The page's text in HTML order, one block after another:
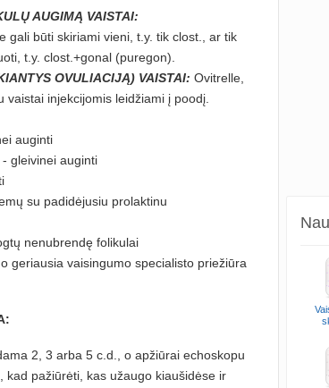
AUGIMĄ VAISTAI:
gali būti skiriami vieni, t.y. tik clost., ar tik
t.y. clost.+gonal (puregon).
OVULIACIJĄ) VAISTAI: Ovitrelle,
injekcijomis leidžiami į poodį.
auginti
gleivinei auginti
su padidėjusiu prolaktinu
nenubrendę folikulai
geriausia vaisingumo specialisto priežiūra
2, 3 arba 5 c.d., o apžiūrai echoskopu
kad pažiūrėti, kas užaugo kiaušidėse ir